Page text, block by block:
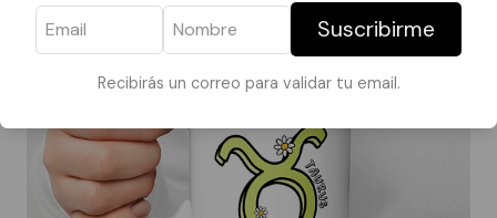
Suscribirme
Recibirás un correo para validar tu email.